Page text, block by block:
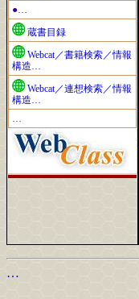
●…
蔵書目録
Webcat／書籍検索／情報
構造…
Webcat／連想検索／情報
構造…
…
…